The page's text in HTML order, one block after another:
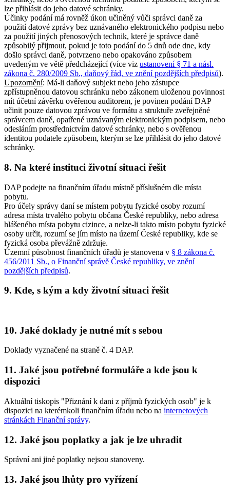
lze přihlásit do jeho datové schránky.
Účinky podání má rovněž úkon učiněný vůči správci daně za
použití datové zprávy bez uznávaného elektronického podpisu nebo
za použití jiných přenosových technik, které je správce daně
způsobilý přijmout, pokud je toto podání do 5 dnů ode dne, kdy
došlo správci daně, potvrzeno nebo opakováno způsobem
uvedeným ve větě předcházející (více viz ustanovení § 71 a násl.
zákona č. 280/2009 Sb., daňový řád, ve znění pozdějších předpisů).
Upozornění: Má-li daňový subjekt nebo jeho zástupce
zpřístupněnou datovou schránku nebo zákonem uloženou povinnost
mít účetní závěrku ověřenou auditorem, je povinen podání DAP
učinit pouze datovou zprávou ve formátu a struktuře zveřejněné
správcem daně, opatřené uznávaným elektronickým podpisem, nebo
odesláním prostřednictvím datové schránky, nebo s ověřenou
identitou podatele způsobem, kterým se lze přihlásit do jeho datové
schránky.
8. Na které instituci životní situaci řešit
DAP podejte na finančním úřadu místně příslušném dle místa
pobytu.
Pro účely správy daní se místem pobytu fyzické osoby rozumí
adresa místa trvalého pobytu občana České republiky, nebo adresa
hlášeného místa pobytu cizince, a nelze-li takto místo pobytu fyzické
osoby určit, rozumí se jím místo na území České republiky, kde se
fyzická osoba převážně zdržuje.
Územní působnost finančních úřadů je stanovena v § 8 zákona č.
456/2011 Sb., o Finanční správě České republiky, ve znění
pozdějších předpisů.
9. Kde, s kým a kdy životní situaci řešit
10. Jaké doklady je nutné mít s sebou
Doklady vyznačené na straně č. 4 DAP.
11. Jaké jsou potřebné formuláře a kde jsou k
dispozici
Aktuální tiskopis "Přiznání k dani z příjmů fyzických osob" je k
dispozici na kterémkoli finančním úřadu nebo na internetových
stránkách Finanční správy.
12. Jaké jsou poplatky a jak je lze uhradit
Správní ani jiné poplatky nejsou stanoveny.
13. Jaké jsou lhůty pro vyřízení